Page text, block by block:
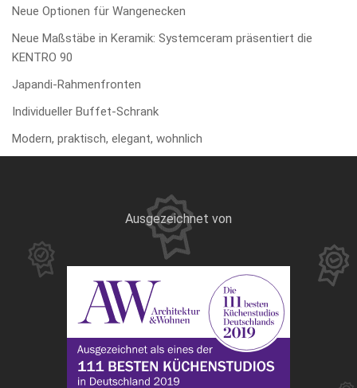
Neue Optionen für Wangenecken
Neue Maßstäbe in Keramik: Systemceram präsentiert die
KENTRO 90
Japandi-Rahmenfronten
Individueller Buffet-Schrank
Modern, praktisch, elegant, wohnlich
Ausgezeichnet von